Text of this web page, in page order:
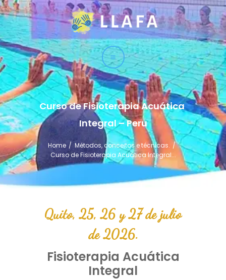
Curso de Fisioterapia Acuática
Integral – Peru
Home
Métodos, conceitos e técnicas.
Curso de Fisioterapia Acuática Integral...
LLAFA
Liga Latinoamericana de Fisioterapia Acuática
LIGA
CURSOS
TÉCNICAS
SERVICIO
CONTACTO
Quito, 25, 26 y 27 de julio
de 2026.
Fisioterapia Acuática
Integral